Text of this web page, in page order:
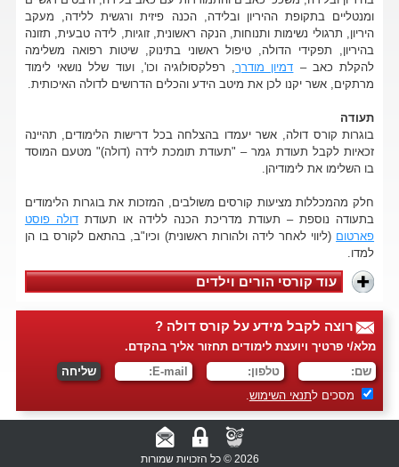
ומנטליים בתקופת ההיריון ובלידה, הכנה פיזית ורגשית ללידה, מעקב
היריון, תרגולי נשימות ותנוחות, הנקה ראשונית, זוגיות, לידה טבעית, תזונה
בהיריון, תפקידי הדולה, טיפול ראשוני בתינוק, שיטות רפואה משלימה
להקלת כאב – דמיון מודרך, רפלקסולוגיה וכו', ועוד שלל נושאי לימוד
מרתקים, אשר יקנו לכן את מיטב הידע והכלים הדרושים לדולה האיכותית.
תעודה
בוגרות קורס דולה, אשר יעמדו בהצלחה בכל דרישות הלימודים, תהיינה
זכאיות לקבל תעודת גמר – "תעודת תומכת לידה (דולה)" מטעם המוסד
בו השלימו את לימודיהן.
חלק מהמכללות מציעות קורסים משולבים, המזכות את בוגרות הלימודים
בתעודה נוספת – תעודת מדריכת הכנה ללידה או תעודתדולה פוסט
פארטום (ליווי לאחר לידה ולהורות ראשונית) וכיו"ב, בהתאם לקורס בו הן
למדו.
עוד קורסי הורים וילדים
רוצה לקבל מידע על קורס דולה ?
מלא/י פרטיך ויועצת לימודים תחזור אליך בהקדם.
מסכים לתנאי השימוש
2026 © כל הזכויות שמורות